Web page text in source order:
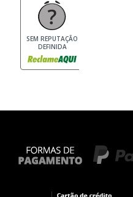
SEM REPUTAÇÃO
DEFINIDA